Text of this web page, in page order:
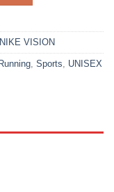
NIKE VISION
Sports UNISEX